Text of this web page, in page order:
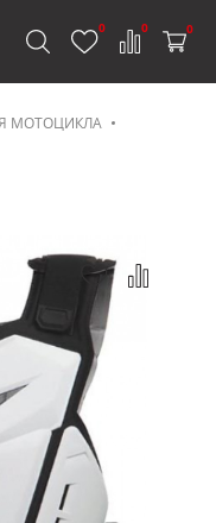
0 0 0
МОТОЦИКЛА